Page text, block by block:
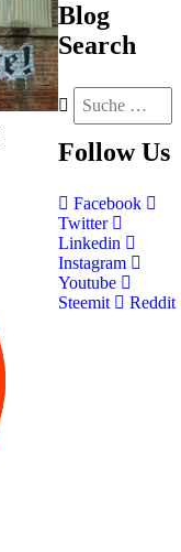
Blog
Search
Follow Us
Facebook
Twitter
Linkedin
Instagram
Youtube
Steemit
Reddit